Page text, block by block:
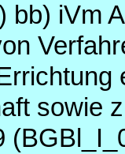
bb) iVm
sowie